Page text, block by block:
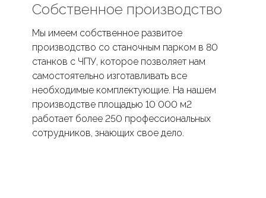
Мы имеем собственное развитое
производство со станочным парком в 80
станков с ЧПУ, которое позволяет нам
самостоятельно изготавливать все
необходимые комплектующие. На нашем
производстве площадью 10 000 м2
работает более 250 профессиональных
сотрудников, знающих свое дело.
Собственное производство